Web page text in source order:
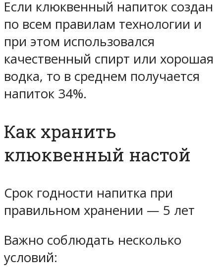
Если клюквенный напиток создан
по всем правилам технологии и
при этом использовался
качественный спирт или хорошая
водка, то в среднем получается
напиток 34%.
Как хранить
клюквенный настой
Срок годности напитка при
правильном хранении — 5 лет
Важно соблюдать несколько
условий: